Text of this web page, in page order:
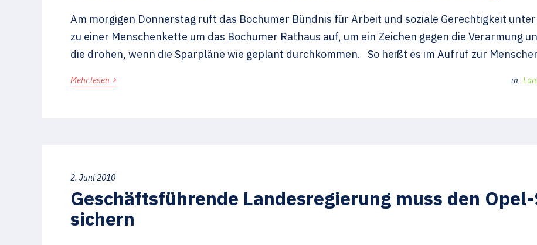
Am morgigen Donnerstag ruft das Bochumer Bündnis für Arbeit und soziale Gerechtigkeit
zu einer Menschenkette um das Bochumer Rathaus auf, um ein Zeichen gegen die Verarmung
die drohen, wenn die Sparpläne wie geplant durchkommen. So heißt es im Aufruf zur
Mehr lesen › in
2. Juni 2010
Geschäftsführende Landesregierung muss den
sichern